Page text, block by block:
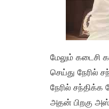
மேலும் கடைசி
செய்து நேரில்
நேரில் சந்திக்க
அதன் பிறகு